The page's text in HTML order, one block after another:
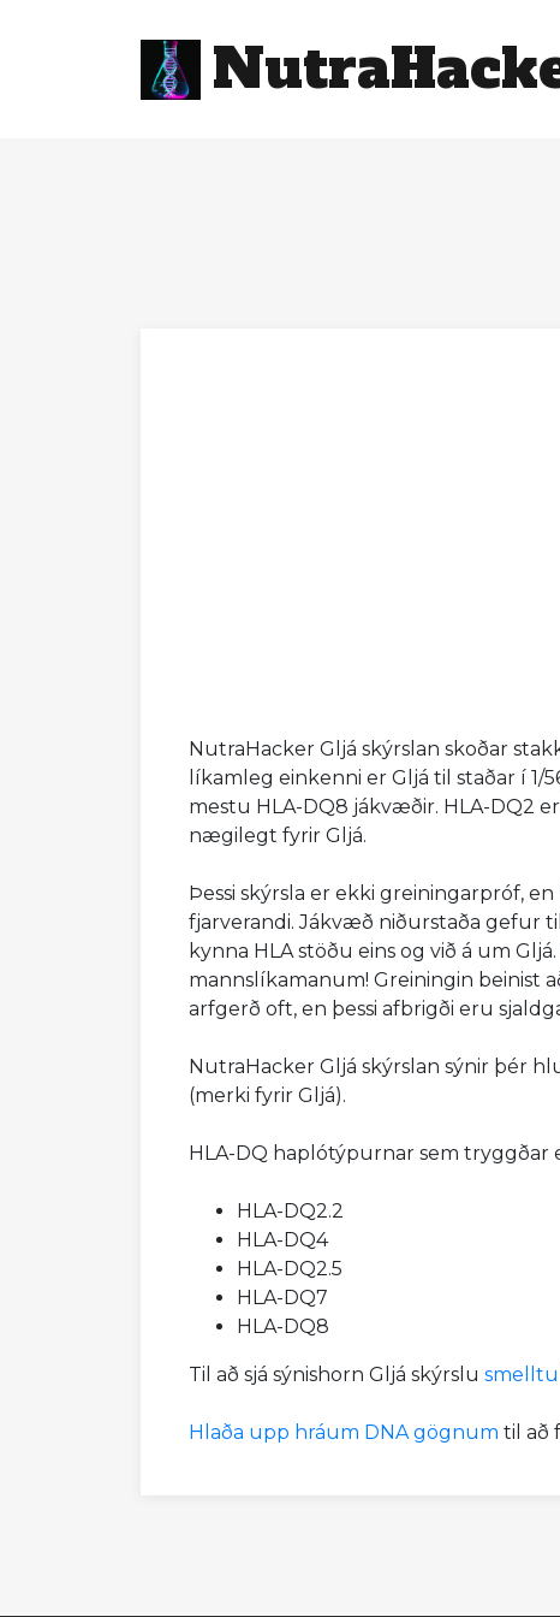
NutraHacker Gljá skýrslan skoðar
líkamleg einkenni er Gljá til staðar í
mestu HLA-DQ8 jákvæðir. HLA-DQ2
nægilegt fyrir Gljá.
Þessi skýrsla er ekki greiningarpróf,
fjarverandi. Jákvæð niðurstaða gefur
kynna HLA stöðu eins og við á um
mannslíkamanum! Greiningin beinist
arfgerð oft, en þessi afbrigði eru
NutraHacker Gljá skýrslan sýnir þér
(merki fyrir Gljá).
HLA-DQ haplótýpurnar sem tryggðar
HLA-DQ2.2
HLA-DQ4
HLA-DQ2.5
HLA-DQ7
HLA-DQ8
Til að sjá sýnishorn Gljá skýrslu
Hlaða upp hráum DNA gögnum til að